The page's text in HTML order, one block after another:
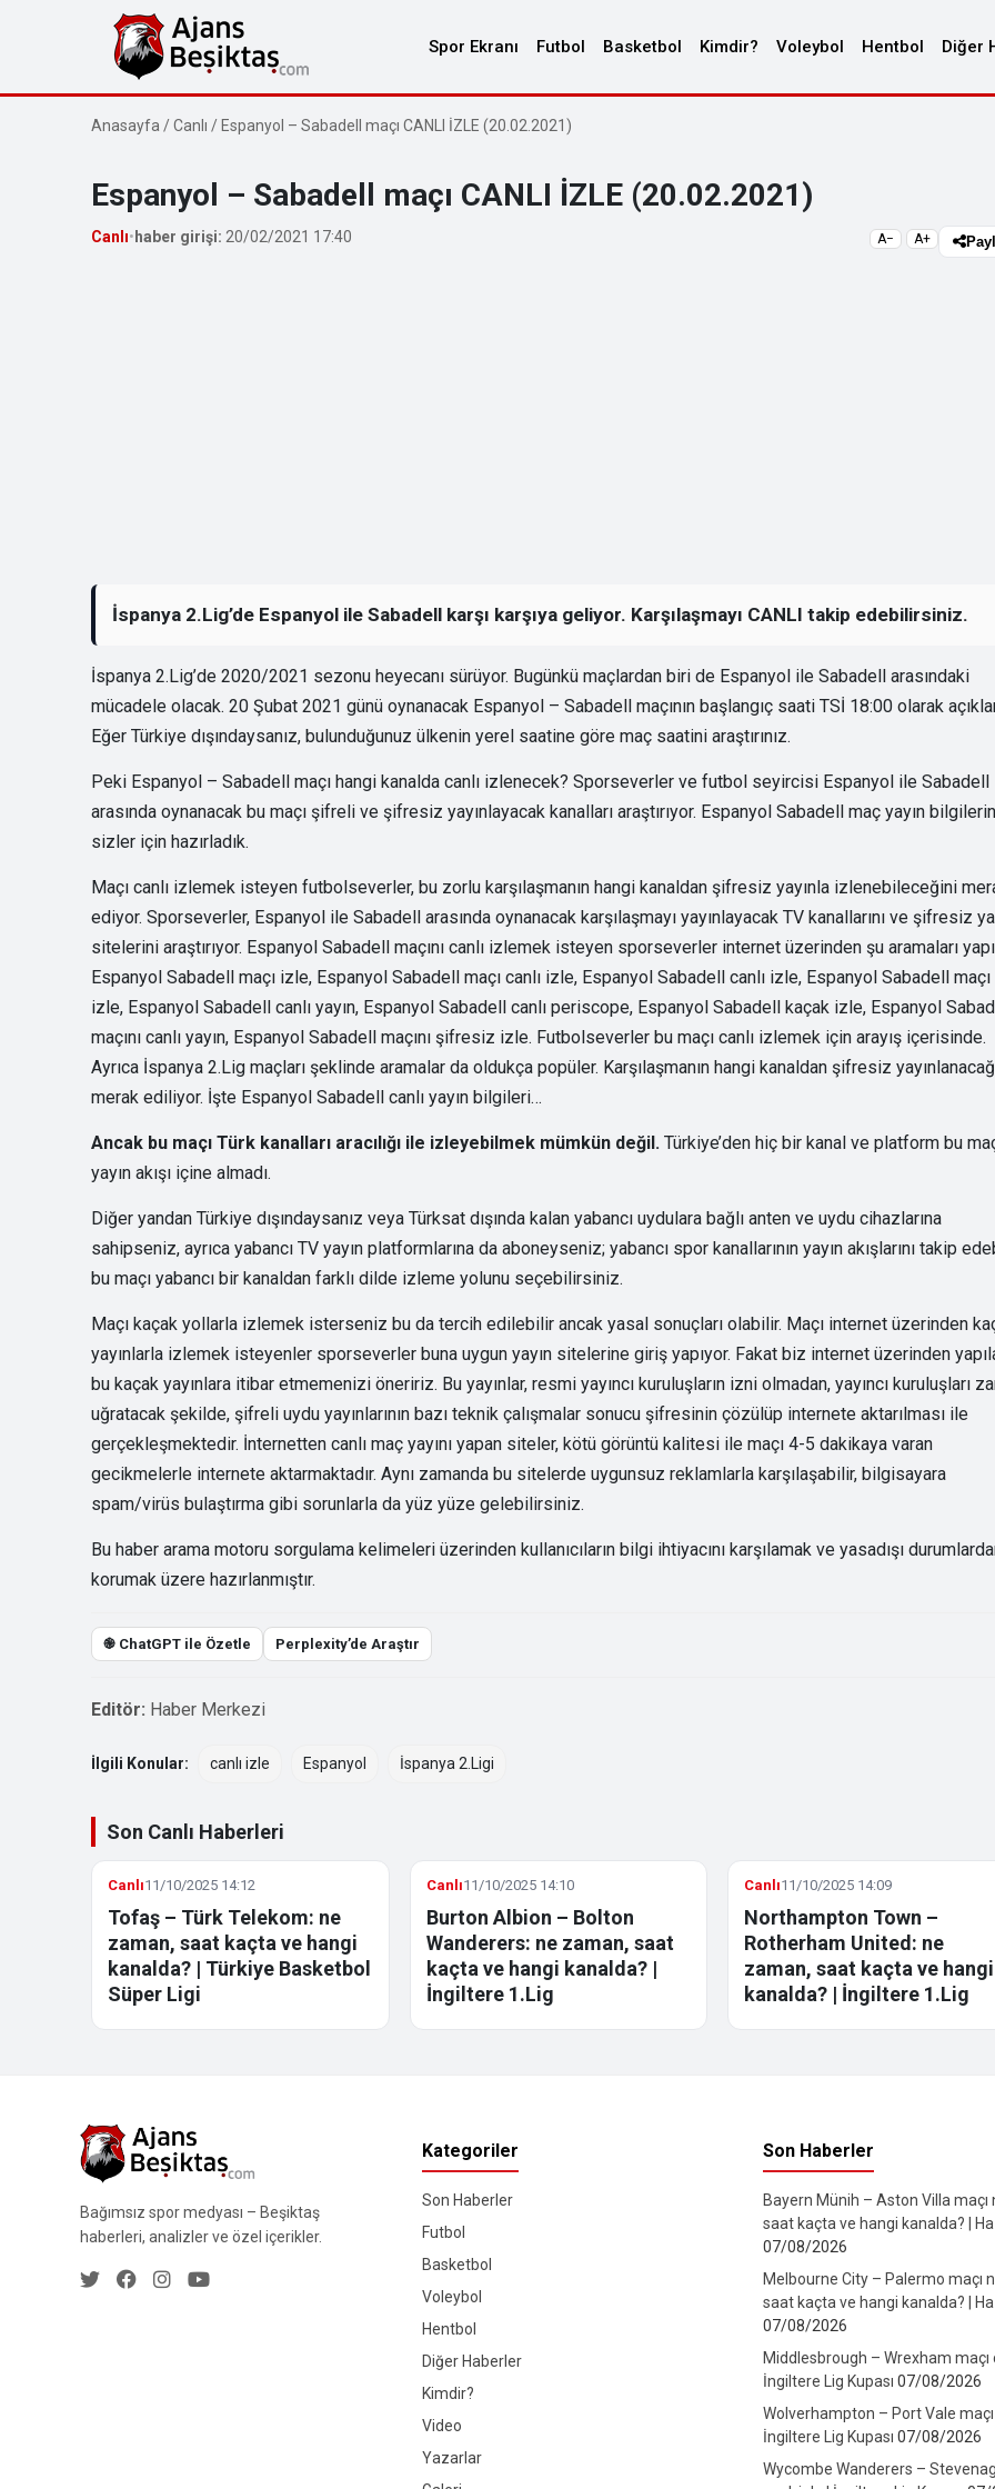
Spor Ekranı Futbol Basketbol Kimdir? Voleybol Hentbol Diğer
Anasayfa /Canlı / Espanyol – Sabadell maçı CANLI İZLE (20.02.2021)
Espanyol – Sabadell maçı CANLI İZLE (20.02.2021)
Canlı• haber girişi: 20/02/2021 17:40 A− A+
İspanya 2.Lig’de Espanyol ile Sabadell karşı karşıya geliyor. Karşılaşmayı CANLI takip edebilirsiniz.
İspanya 2.Lig’de 2020/2021 sezonu heyecanı sürüyor. Bugünkü maçlardan biri de Espanyol ile Sabadell arasındaki
mücadele olacak. 20 Şubat 2021 günü oynanacak Espanyol – Sabadell maçının başlangıç saati TSİ 18:00 olarak
Eğer Türkiye dışındaysanız, bulunduğunuz ülkenin yerel saatine göre maç saatini araştırınız.
Peki Espanyol – Sabadell maçı hangi kanalda canlı izlenecek? Sporseverler ve futbol seyircisi Espanyol ile Sabadell
arasında oynanacak bu maçı şifreli ve şifresiz yayınlayacak kanalları araştırıyor. Espanyol Sabadell maç yayın
sizler için hazırladık.
Maçı canlı izlemek isteyen futbolseverler, bu zorlu karşılaşmanın hangi kanaldan şifresiz yayınla izlenebileceğini
ediyor. Sporseverler, Espanyol ile Sabadell arasında oynanacak karşılaşmayı yayınlayacak TV kanallarını ve şifresiz
sitelerini araştırıyor. Espanyol Sabadell maçını canlı izlemek isteyen sporseverler internet üzerinden şu aramaları
Espanyol Sabadell maçı izle, Espanyol Sabadell maçı canlı izle, Espanyol Sabadell canlı izle, Espanyol Sabadell maçı
izle, Espanyol Sabadell canlı yayın, Espanyol Sabadell canlı periscope, Espanyol Sabadell kaçak izle, Espanyol
maçını canlı yayın, Espanyol Sabadell maçını şifresiz izle. Futbolseverler bu maçı canlı izlemek için arayış içerisinde.
Ayrıca İspanya 2.Lig maçları şeklinde aramalar da oldukça popüler. Karşılaşmanın hangi kanaldan şifresiz
merak ediliyor. İşte Espanyol Sabadell canlı yayın bilgileri…
Ancak bu maçı Türk kanalları aracılığı ile izleyebilmek mümkün değil. Türkiye’den hiç bir kanal ve platform bu
yayın akışı içine almadı.
Diğer yandan Türkiye dışındaysanız veya Türksat dışında kalan yabancı uydulara bağlı anten ve uydu cihazlarına
sahipseniz, ayrıca yabancı TV yayın platformlarına da aboneyseniz; yabancı spor kanallarının yayın akışlarını takip
bu maçı yabancı bir kanaldan farklı dilde izleme yolunu seçebilirsiniz.
Maçı kaçak yollarla izlemek isterseniz bu da tercih edilebilir ancak yasal sonuçları olabilir. Maçı internet üzerinden
yayınlarla izlemek isteyenler sporseverler buna uygun yayın sitelerine giriş yapıyor. Fakat biz internet üzerinden
bu kaçak yayınlara itibar etmemenizi öneririz. Bu yayınlar, resmi yayıncı kuruluşların izni olmadan, yayıncı kuruluşları
uğratacak şekilde, şifreli uydu yayınlarının bazı teknik çalışmalar sonucu şifresinin çözülüp internete aktarılması ile
gerçekleşmektedir. İnternetten canlı maç yayını yapan siteler, kötü görüntü kalitesi ile maçı 4-5 dakikaya varan
gecikmelerle internete aktarmaktadır. Aynı zamanda bu sitelerde uygunsuz reklamlarla karşılaşabilir, bilgisayara
spam/virüs bulaştırma gibi sorunlarla da yüz yüze gelebilirsiniz.
Bu haber arama motoru sorgulama kelimeleri üzerinden kullanıcıların bilgi ihtiyacını karşılamak ve yasadışı
korumak üzere hazırlanmıştır.
֎ ChatGPT ile Özetle Perplexity’de Araştır
Editör: Haber Merkezi
İlgili Konular: canlı izle Espanyol İspanya 2.Ligi
Son Canlı Haberleri
Canlı11/10/2025 14:12
Tofaş – Türk Telekom: ne
zaman, saat kaçta ve hangi
kanalda? | Türkiye Basketbol
Süper Ligi
Canlı11/10/2025 14:10
Burton Albion – Bolton
Wanderers: ne zaman, saat
kaçta ve hangi kanalda? |
İngiltere 1.Lig
Canlı11/10/2025 14:09
Northampton Town –
Rotherham United: ne
zaman, saat kaçta ve hangi
kanalda? | İngiltere 1.Lig
Bağımsız spor medyası – Beşiktaş
haberleri, analizler ve özel içerikler.
Kategoriler
Son Haberler
Futbol
Basketbol
Voleybol
Hentbol
Diğer Haberler
Kimdir?
Video
Yazarlar
Son Haberler
Bayern Münih – Aston Villa maçı
saat kaçta ve hangi kanalda? |
07/08/2026
Melbourne City – Palermo maçı
saat kaçta ve hangi kanalda? |
07/08/2026
Middlesbrough – Wrexham maçı
İngiltere Lig Kupası 07/08/2026
Wolverhampton – Port Vale maçı
İngiltere Lig Kupası 07/08/2026
Wycombe Wanderers –